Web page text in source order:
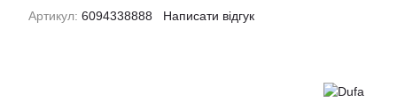
Артикул: 6094338888 Написати відгук